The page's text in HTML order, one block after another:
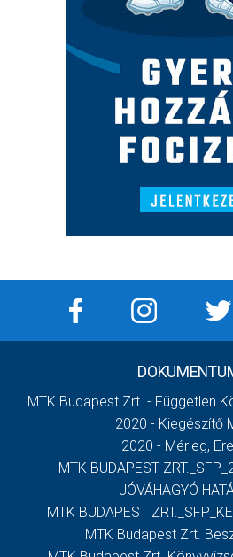
MTK Budapest Zrt. - Független
2020 - Kiegészítő
2020 - Mérleg,
MTK BUDAPEST
JÓVÁHAGYÓ
MTK BUDAPEST
MTK Budapest Zrt.